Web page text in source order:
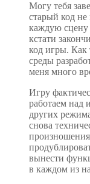
Могу тебя
старый код
каждую
кстати
код игры. Как
среды
меня много
Игру
работаем над
других
снова
вынести
в каждом из